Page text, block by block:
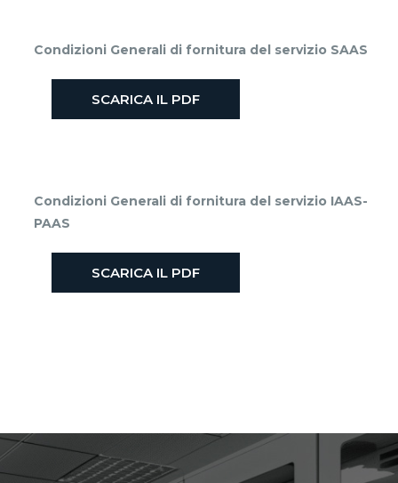
Condizioni Generali di fornitura del servizio SAAS
SCARICA IL PDF
Condizioni Generali di fornitura del servizio IAAS-
PAAS
SCARICA IL PDF